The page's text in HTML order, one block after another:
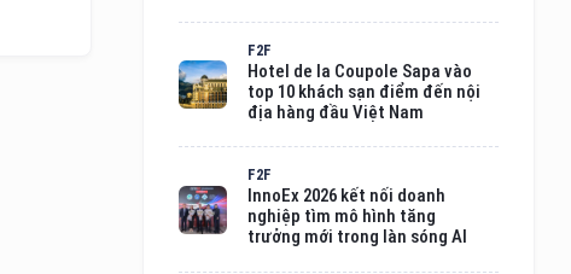
F2F
Hotel de la Coupole Sapa vào
top 10 khách sạn điểm đến nội
địa hàng đầu Việt Nam
F2F
InnoEx 2026 kết nối doanh
nghiệp tìm mô hình tăng
trưởng mới trong làn sóng AI